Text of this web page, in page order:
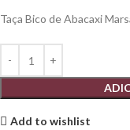
Taça Bico de Abacaxi
Add to wishlist